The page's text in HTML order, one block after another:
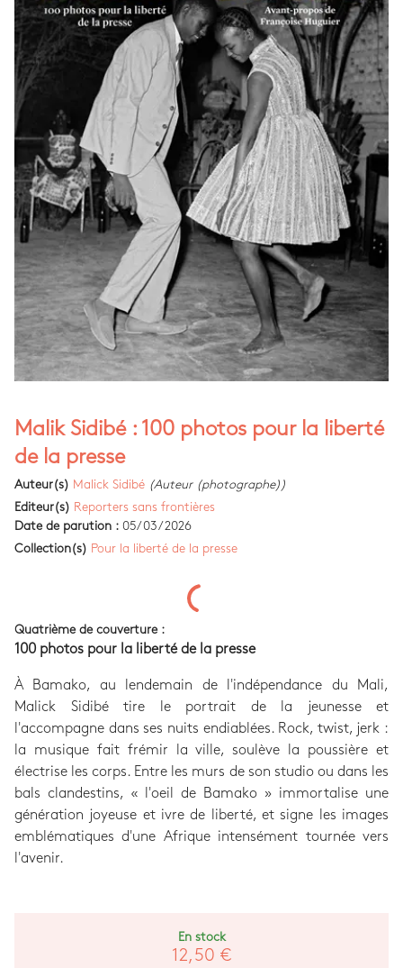
Malik Sidibé : 100 photos pour la liberté
de la presse
Auteur(s) Malick Sidibé (Auteur (photographe))
Editeur(s) Reporters sans frontières
Date de parution : 05/03/2026
Collection(s) Pour la liberté de la presse
Quatrième de couverture :
100 photos pour la liberté de la presse
À Bamako, au lendemain de l'indépendance du Mali,
Malick Sidibé tire le portrait de la jeunesse et
l'accompagne dans ses nuits endiablées. Rock, twist, jerk :
la musique fait frémir la ville, soulève la poussière et
électrise les corps. Entre les murs de son studio ou dans les
bals clandestins, « l'oeil de Bamako » immortalise une
génération joyeuse et ivre de liberté, et signe les images
emblématiques d'une Afrique intensément tournée vers
l'avenir.
En stock
12,50 €